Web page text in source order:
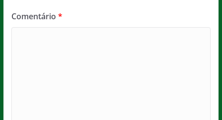
Comentário *